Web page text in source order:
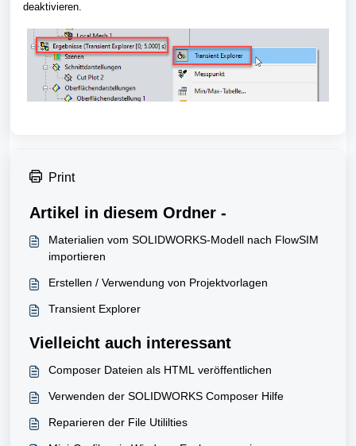
deaktivieren.
Print
Artikel in diesem Ordner -
Materialien vom SOLIDWORKS-Modell nach FlowSIM
importieren
Erstellen / Verwendung von Projektvorlagen
Transient Explorer
Vielleicht auch interessant
Composer Dateien als HTML veröffentlichen
Verwenden der SOLIDWORKS Composer Hilfe
Reparieren der File Utililties